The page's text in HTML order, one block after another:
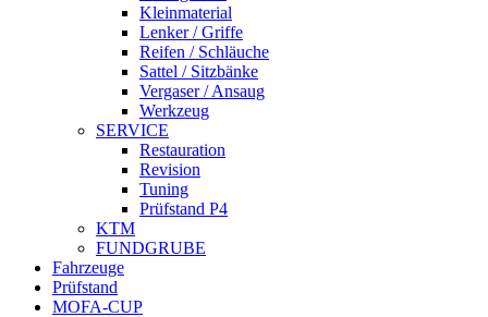
Kleinmaterial
Lenker / Griffe
Reifen / Schläuche
Sattel / Sitzbänke
Vergaser / Ansaug
Werkzeug
SERVICE
Restauration
Revision
Tuning
Prüfstand P4
KTM
FUNDGRUBE
Fahrzeuge
Prüfstand
MOFA-CUP